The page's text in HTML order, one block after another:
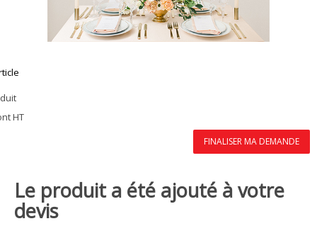
HT
FINALISER MA DEMANDE
Le produit a été ajouté à votre
devis